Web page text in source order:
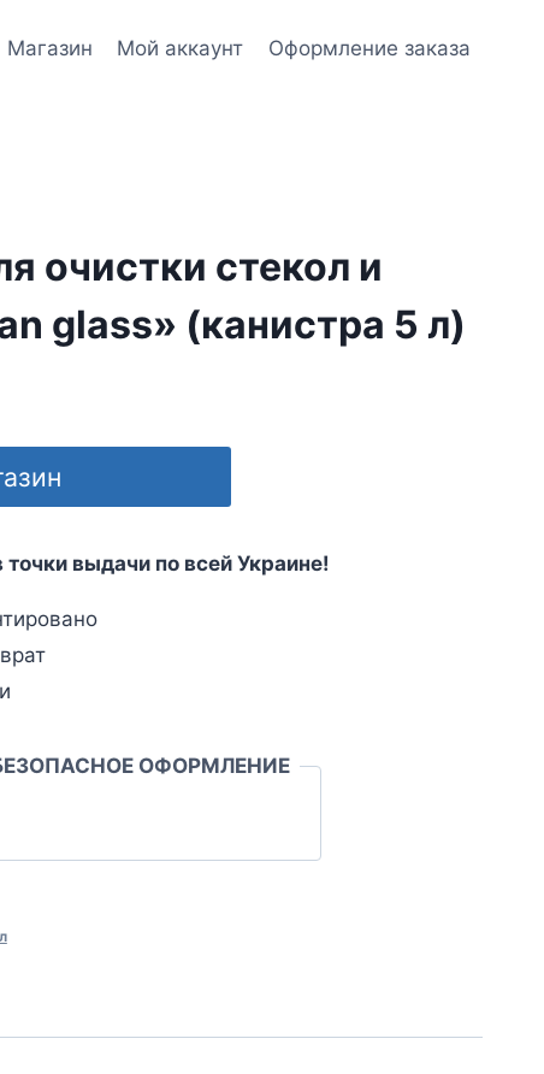
Магазин Мой аккаунт Оформление заказа
очистки стекол и
glass» (канистра 5 л)
точки выдачи по всей Украине!
ОФОРМЛЕНИЕ